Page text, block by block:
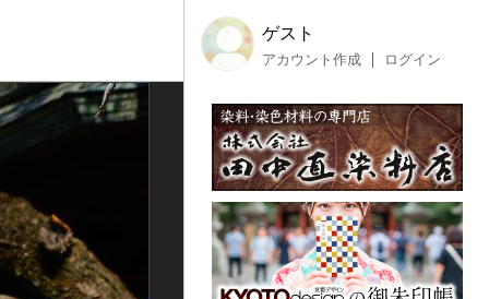
ゲスト
アカウント作成 ログイン